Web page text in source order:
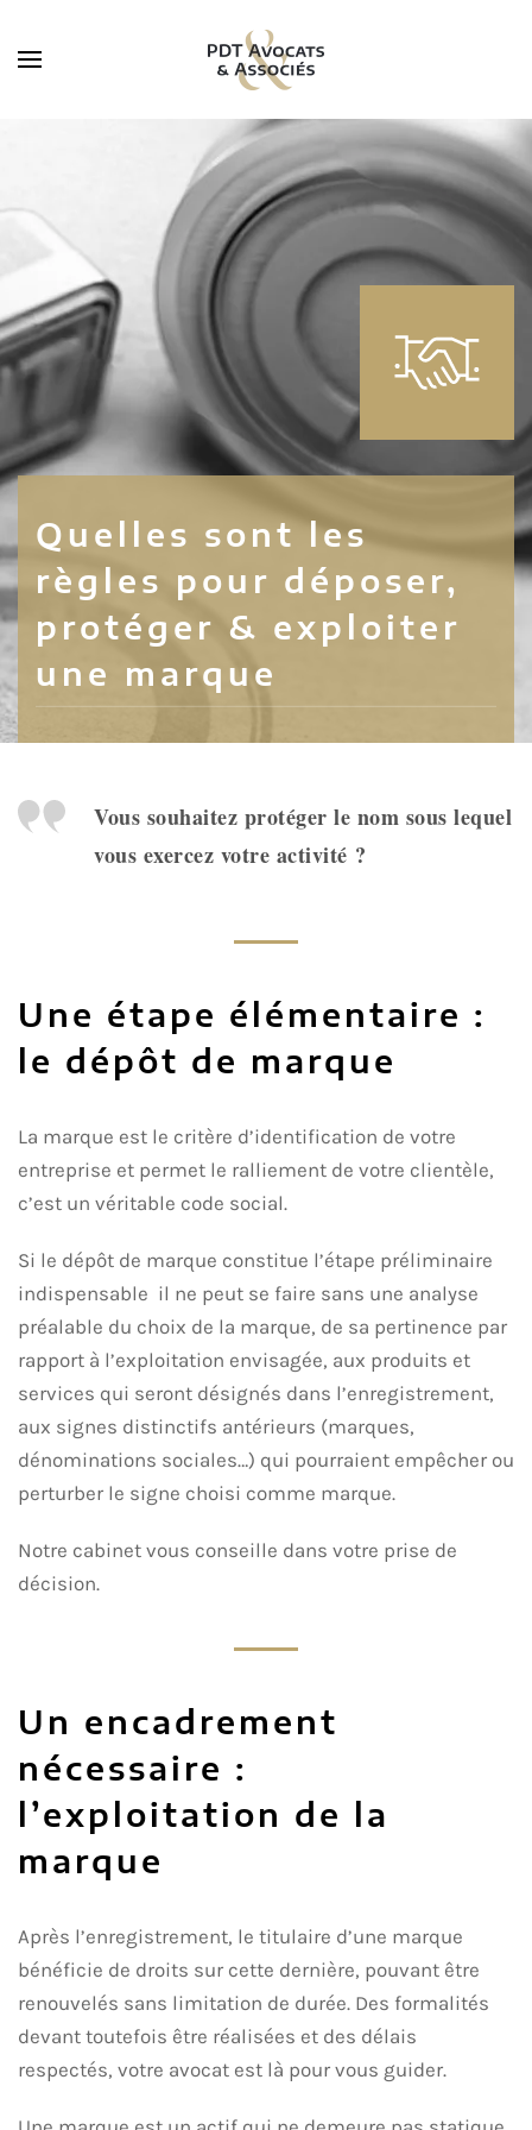
Skip to main content
Quelles sont les
règles pour déposer,
protéger & exploiter
une marque
Vous souhaitez protéger le nom sous lequel
vous exercez votre activité ?
Une étape élémentaire :
le dépôt de marque
La marque est le critère d’identification de votre
entreprise et permet le ralliement de votre clientèle,
c’est un véritable code social.
Si le dépôt de marque constitue l’étape préliminaire
indispensable il ne peut se faire sans une analyse
préalable du choix de la marque, de sa pertinence par
rapport à l’exploitation envisagée, aux produits et
services qui seront désignés dans l’enregistrement,
aux signes distinctifs antérieurs (marques,
dénominations sociales…) qui pourraient empêcher ou
perturber le signe choisi comme marque.
Notre cabinet vous conseille dans votre prise de
décision.
Un encadrement
nécessaire :
l’exploitation de la
marque
Après l’enregistrement, le titulaire d’une marque
bénéficie de droits sur cette dernière, pouvant être
renouvelés sans limitation de durée. Des formalités
devant toutefois être réalisées et des délais
respectés, votre avocat est là pour vous guider.